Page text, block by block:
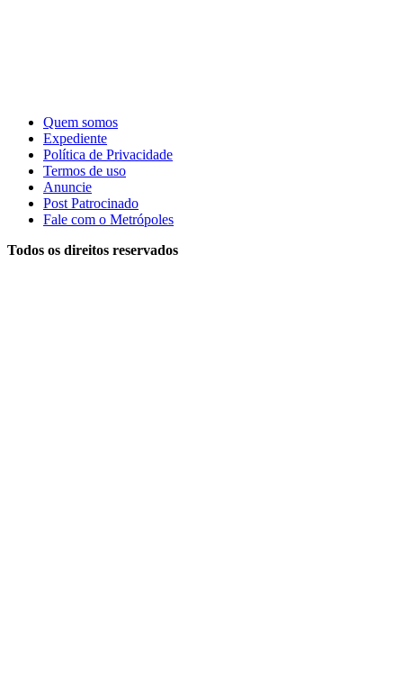
Quem somos
Expediente
Política de Privacidade
Termos de uso
Anuncie
Post Patrocinado
Fale com o Metrópoles
Todos os direitos reservados